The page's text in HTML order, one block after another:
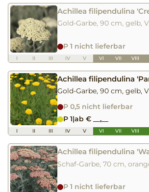
Achillea filipendulina
Gold-Garbe, 90 cm, gelb,
P 1 nicht lieferbar
I II III IV V VI VII VIII
Achillea filipendulina
Gold-Garbe, 90 cm, gelb,
P 0,5 nicht lieferbar
P 1|ab € __,__
I II III IV V VI VII VIII
Achillea filipendulina
Schaf-Garbe, 70 cm,
P 1 nicht lieferbar